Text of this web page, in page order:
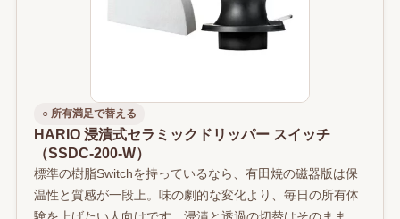
○ 所有満足で替える
HARIO 浸漬式セラミックドリッパー スイッチ
（SSDC-200-W）
標準の樹脂Switchを持っているなら、有田焼の磁器版は保
温性と質感が一段上。味の劇的な変化より、毎日の所有体